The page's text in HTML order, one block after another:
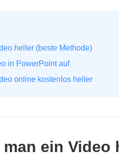
heller (beste Methode)
in PowerPoint auf
online kostenlos heller
ein Video